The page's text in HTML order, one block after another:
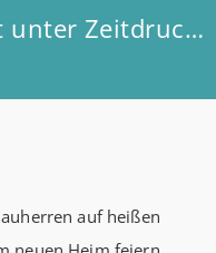
VPB: Beim Einzug nicht unter Zeitdruck setzen lassen
auf heißen